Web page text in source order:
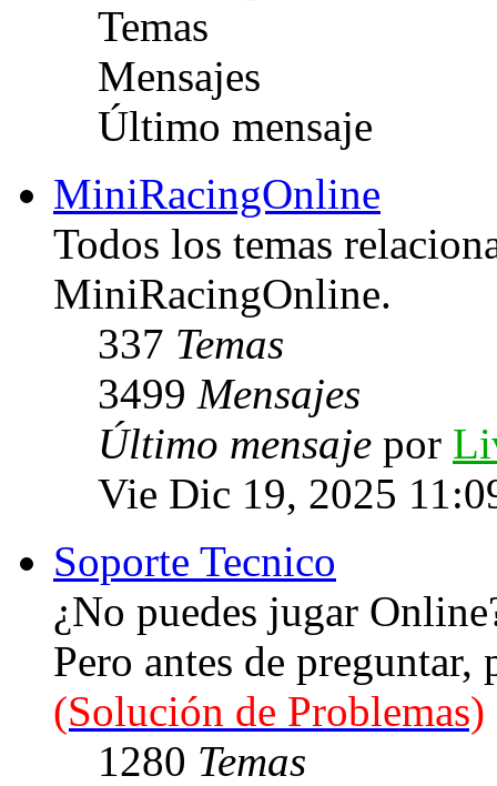
Temas
Mensajes
Último mensaje
MiniRacingOnline
Todos los temas
MiniRacingOnline.
337 Temas
3499 Mensajes
Último mensaje por
Vie Dic 19, 2025
Soporte Tecnico
¿No puedes jugar
Pero antes de
(Solución de Problemas)
1280 Temas